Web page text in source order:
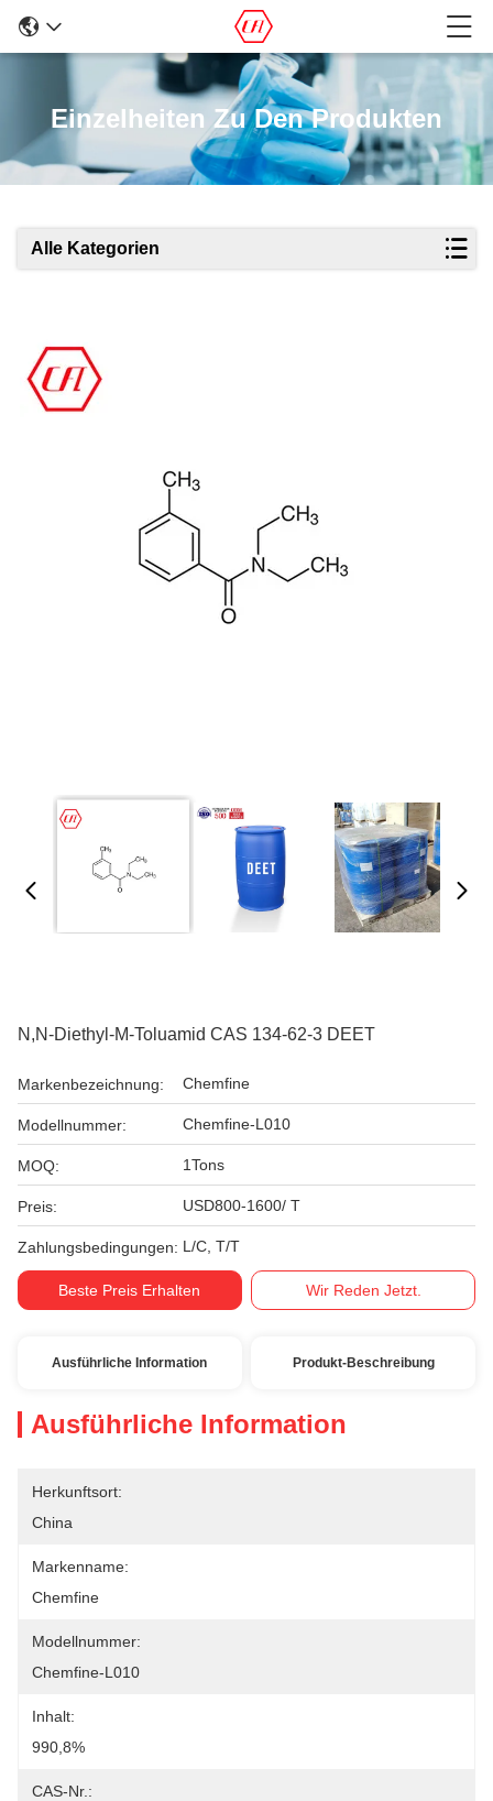
Einzelheiten Zu Den Produkten
Alle Kategorien
N,N-Diethyl-M-Toluamid CAS 134-62-3 DEET
Markenbezeichnung: Chemfine
Modellnummer: Chemfine-L010
MOQ: 1Tons
Preis: USD800-1600/ T
Zahlungsbedingungen: L/C, T/T
Beste Preis Erhalten Wir Reden Jetzt.
Ausführliche Information Produkt-Beschreibung
Ausführliche Information
Herkunftsort:
China
Markenname:
Chemfine
Modellnummer:
Chemfine-L010
Inhalt:
990,8%
CAS-Nr.: